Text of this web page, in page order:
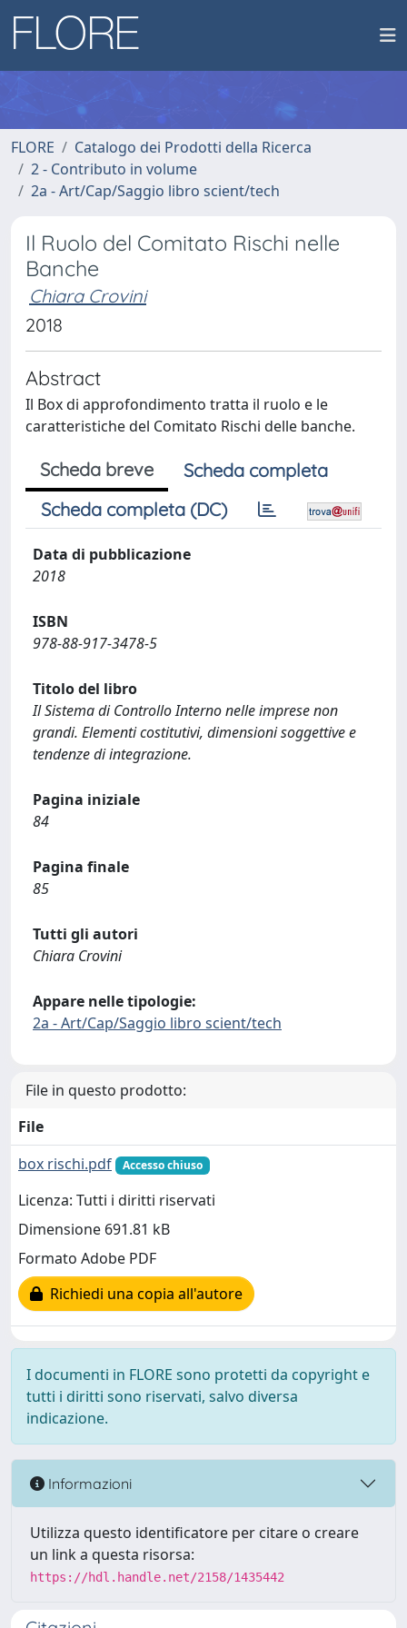
FLORE
Catalogo dei Prodotti della Ricerca
2 - Contributo in volume
2a - Art/Cap/Saggio libro scient/tech
Il Ruolo del Comitato Rischi nelle
Banche
Chiara Crovini
2018
Abstract
Il Box di approfondimento tratta il ruolo e le
caratteristiche del Comitato Rischi delle banche.
Scheda breve
Scheda completa
Scheda completa (DC)
Data di pubblicazione
2018
ISBN
978-88-917-3478-5
Titolo del libro
Il Sistema di Controllo Interno nelle imprese non
grandi. Elementi costitutivi, dimensioni soggettive e
tendenze di integrazione.
Pagina iniziale
84
Pagina finale
85
Tutti gli autori
Chiara Crovini
Appare nelle tipologie:
2a - Art/Cap/Saggio libro scient/tech
File in questo prodotto:
File
box rischi.pdf
Accesso chiuso
Licenza: Tutti i diritti riservati
Dimensione 691.81 kB
Formato Adobe PDF
Richiedi una copia all'autore
I documenti in FLORE sono protetti da copyright e
tutti i diritti sono riservati, salvo diversa
indicazione.
Informazioni
Utilizza questo identificatore per citare o creare
un link a questa risorsa:
https://hdl.handle.net/2158/1435442